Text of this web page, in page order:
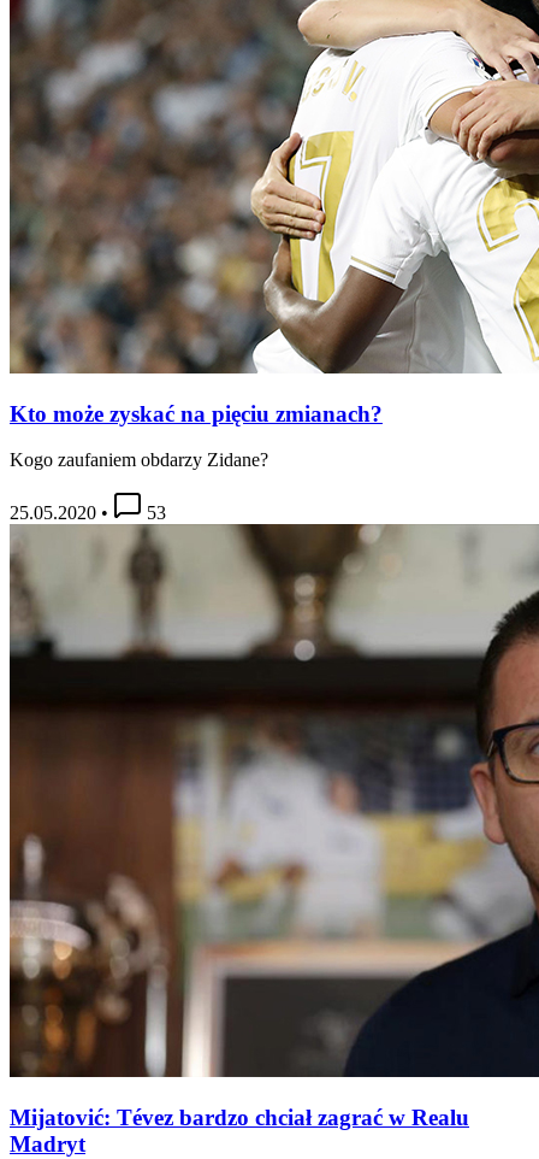
Kto może zyskać na pięciu zmianach?
Kogo zaufaniem obdarzy Zidane?
25.05.2020 • 53
Mijatović: Tévez bardzo chciał zagrać w Realu
Madryt